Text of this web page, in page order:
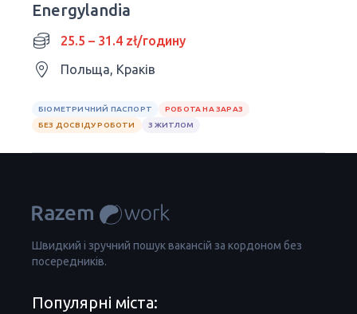
Energylandia
25.5 – 31.4 zł/годину
Польща, Краків
БІОМЕТРИЧНИЙ ПАСПОРТ
РОБОТА НА ЗАРАЗ
БЕЗ ДОСВІДУ РОБОТИ
З ЖИТЛОМ
Швидкий і зручний пошук вакансій за кордоном без
посередників.
Популярні міста: